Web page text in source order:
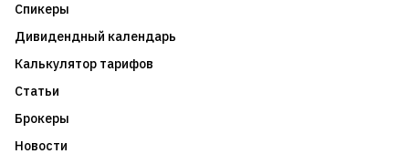
Спикеры
Дивидендный календарь
Калькулятор тарифов
Статьи
Брокеры
Новости